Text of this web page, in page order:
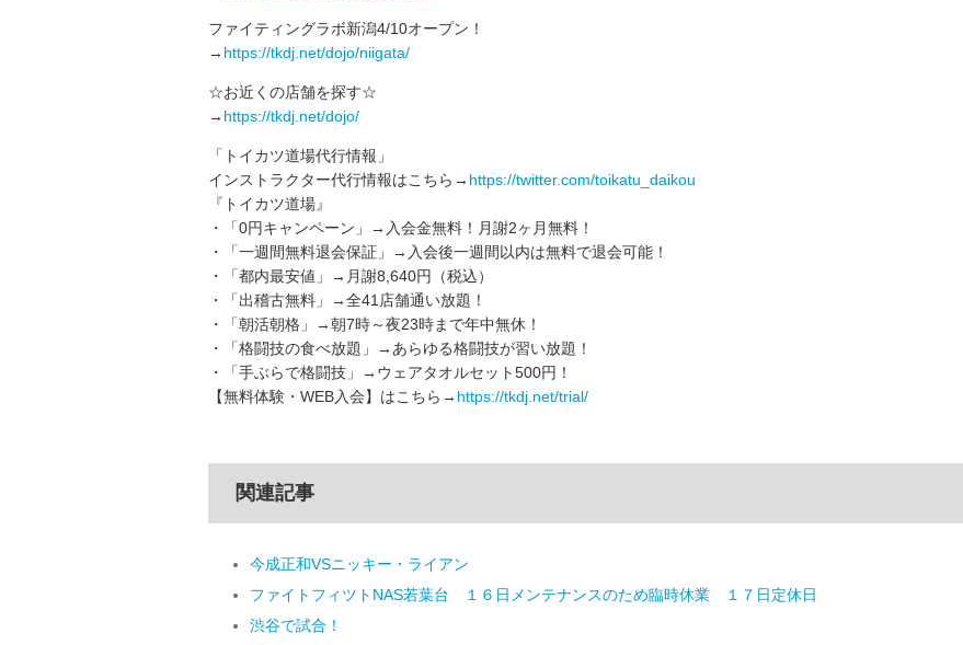
ファイティングラボ新潟4/10オープン！
→ https://tkdj.net/dojo/niigata/
☆お近くの店舗を探す☆
→ https://tkdj.net/dojo/
「トイカツ道場代行情報」
インストラクター代行情報はこちら→ https://twitter.com/toikatu_daikou
『トイカツ道場』
・「0円キャンペーン」→入会金無料！月謝2ヶ月無料！
・「一週間無料退会保証」→入会後一週間以内は無料で退会可能！
・「都内最安値」→月謝8,640円（税込）
・「出稽古無料」→全41店舗通い放題！
・「朝活朝格」→朝7時～夜23時まで年中無休！
・「格闘技の食べ放題」→あらゆる格闘技が習い放題！
・「手ぶらで格闘技」→ウェアタオルセット500円！
【無料体験・WEB入会】はこちら→ https://tkdj.net/trial/
関連記事
今成正和VSニッキー・ライアン
ファイトフィツトNAS若葉台 １６日メンテナンスのため臨時休業 １７日定休日
渋谷で試合！